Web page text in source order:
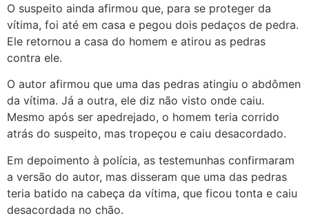
O suspeito ainda afirmou que, para se proteger da
vítima, foi até em casa e pegou dois pedaços de pedra.
Ele retornou a casa do homem e atirou as pedras
contra ele.
O autor afirmou que uma das pedras atingiu o abdômen
da vítima. Já a outra, ele diz não visto onde caiu.
Mesmo após ser apedrejado, o homem teria corrido
atrás do suspeito, mas tropeçou e caiu desacordado.
Em depoimento à polícia, as testemunhas confirmaram
a versão do autor, mas disseram que uma das pedras
teria batido na cabeça da vítima, que ficou tonta e caiu
desacordada no chão.